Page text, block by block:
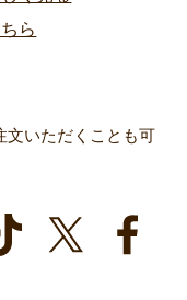
いただくことも可